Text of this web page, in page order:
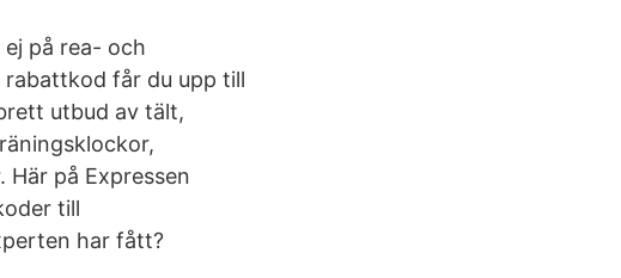
ej på rea- och
får du upp till
utbud av tält,
på Expressen
till
har fått?